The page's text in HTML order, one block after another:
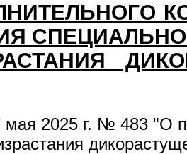
мая 2025 г. № 483 "О